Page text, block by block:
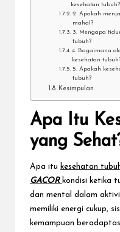
kesehatan tubuh?
2. Apakah
mahal?
3. Mengapa
tubuh?
4. Bagaimana
kesehatan
5. Apakah
tubuh?
Kesimpulan
Apa Itu
yang
Apa itu kesehatan
GACOR kondisi ketika
dan mental dalam
memiliki energi cukup,
kemampuan